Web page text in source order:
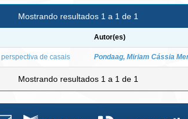
Mostrando resultados 1 a 1 de 1
Autor(es)
de casais Pondaag, Miriam Cássia
Mostrando resultados 1 a 1 de 1